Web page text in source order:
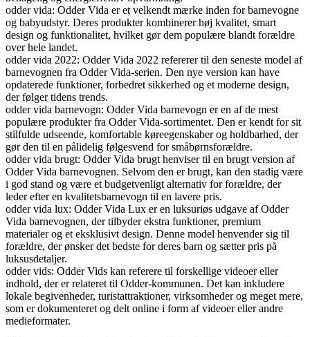
odder vida: Odder Vida er et velkendt mærke inden for barnevogne
og babyudstyr. Deres produkter kombinerer høj kvalitet, smart
design og funktionalitet, hvilket gør dem populære blandt forældre
over hele landet.
odder vida 2022: Odder Vida 2022 refererer til den seneste model af
barnevognen fra Odder Vida-serien. Den nye version kan have
opdaterede funktioner, forbedret sikkerhed og et moderne design,
der følger tidens trends.
odder vida barnevogn: Odder Vida barnevogn er en af de mest
populære produkter fra Odder Vida-sortimentet. Den er kendt for sit
stilfulde udseende, komfortable køreegenskaber og holdbarhed, der
gør den til en pålidelig følgesvend for småbørnsforældre.
odder vida brugt: Odder Vida brugt henviser til en brugt version af
Odder Vida barnevognen. Selvom den er brugt, kan den stadig være
i god stand og være et budgetvenligt alternativ for forældre, der
leder efter en kvalitetsbarnevogn til en lavere pris.
odder vida lux: Odder Vida Lux er en luksuriøs udgave af Odder
Vida barnevognen, der tilbyder ekstra funktioner, premium
materialer og et eksklusivt design. Denne model henvender sig til
forældre, der ønsker det bedste for deres barn og sætter pris på
luksusdetaljer.
odder vids: Odder Vids kan referere til forskellige videoer eller
indhold, der er relateret til Odder-kommunen. Det kan inkludere
lokale begivenheder, turistattraktioner, virksomheder og meget mere,
som er dokumenteret og delt online i form af videoer eller andre
medieformater.